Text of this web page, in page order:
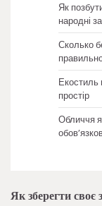
Як
народні
Сколько
Екостиль
простір
Обличчя
Як зберегти своє